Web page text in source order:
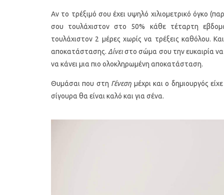
Αν το τρέξιμό σου έχει υψηλό χιλιομετρικό όγκο
σου τουλάχιστον στο 50% κάθε τέταρτη
τουλάχιστον 2 μέρες χωρίς να τρέξεις καθόλου.
αποκατάστασης. Δίνειστο σώμα σου την ευκαιρία
να κάνει μια πιο ολοκληρωμένη αποκατάσταση.
Θυμάσαι που στη Γένεση μέχρι και ο δημιουργός
σίγουρα θα είναι καλό και για σένα.